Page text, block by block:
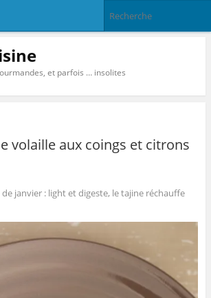
et parfois … insolites
volaille aux coings et citrons
janvier : light et digeste, le tajine réchauffe